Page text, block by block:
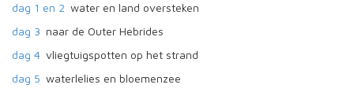
dag 1 en 2 water en land oversteken
dag 3 naar de Outer Hebrides
dag 4 vliegtuigspotten op het strand
dag 5 waterlelies en bloemenzee